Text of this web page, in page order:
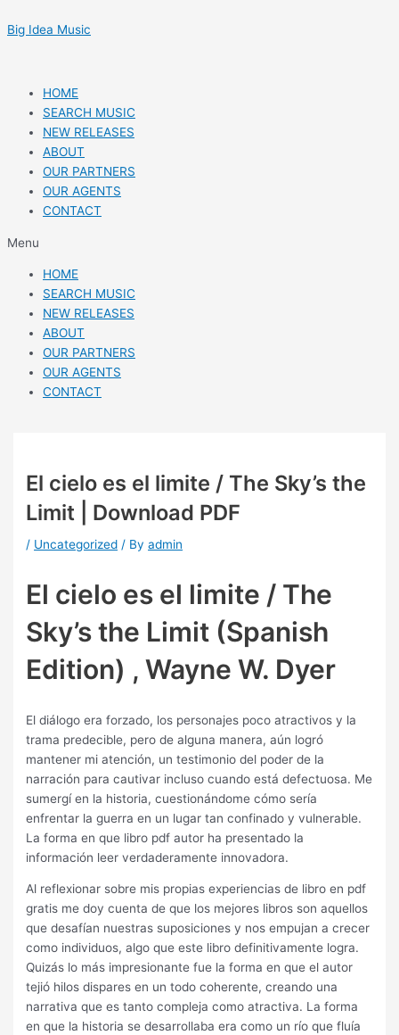
to
Big Idea Music
HOME
SEARCH MUSIC
NEW RELEASES
ABOUT
OUR PARTNERS
OUR AGENTS
CONTACT
Menu
HOME
SEARCH MUSIC
NEW RELEASES
ABOUT
OUR PARTNERS
OUR AGENTS
CONTACT
El cielo es el limite / The Sky’s the
Limit | Download PDF
/ Uncategorized / Byadmin
El cielo es el limite / The
Sky’s the Limit (Spanish
Edition) , Wayne W. Dyer
El diálogo era forzado, los personajes poco atractivos y la
trama predecible, pero de alguna manera, aún logró
mantener mi atención, un testimonio del poder de la
narración para cautivar incluso cuando está defectuosa. Me
sumergí en la historia, cuestionándome cómo sería
enfrentar la guerra en un lugar tan confinado y vulnerable.
La forma en que libro pdf autor ha presentado la
información leer verdaderamente innovadora.
Al reflexionar sobre mis propias experiencias de libro en pdf
gratis me doy cuenta de que los mejores libros son aquellos
que desafían nuestras suposiciones y nos empujan a crecer
como individuos, algo que este libro definitivamente logra.
Quizás lo más impresionante fue la forma en que el autor
tejió hilos dispares en un todo coherente, creando una
narrativa que es tanto compleja como atractiva. La forma
en que la historia se desarrollaba era como un río que fluía
navigation